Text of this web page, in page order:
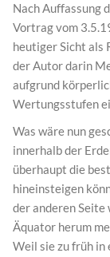
Nach Auffassung
Vortrag vom
heutiger Sicht als
der Autor darin
aufgrund
Wertungsstufen
Was wäre nun
innerhalb der
überhaupt die
hineinsteigen
der anderen Seite
Äquator herum
Weil sie zu früh in